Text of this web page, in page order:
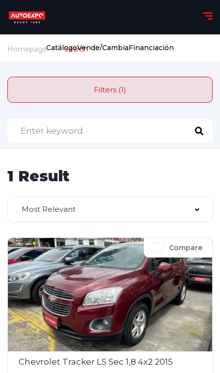
CatálogoVende/CambiaFinanciación
Homepage Search
Filters (1)
1 Result
Most Relevant
Compare
Chevrolet Tracker LS Sec 1,8 4x2 2015